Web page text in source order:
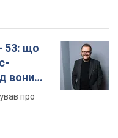
53: що
вони
про